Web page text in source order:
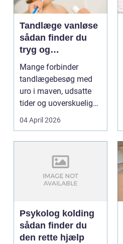
Tandlæge vanløse
sådan finder du
tryg og
professionel
tandpleje
Mange forbinder
tandlægebesøg med
uro i maven, udsatte
tider og uoverskuelige
priser. Samtidig ved
04 April 2026
Psykolog kolding
sådan finder du
den rette hjælp